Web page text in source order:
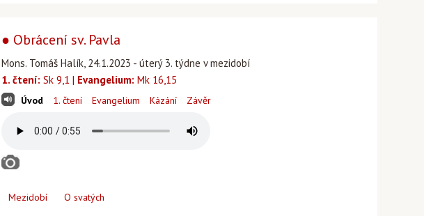
● Obrácení sv. Pavla
Mons. Tomáš Halík, 24.1.2023 - úterý 3. týdne v mezidobí
1. čtení: Sk 9,1 | Evangelium: Mk 16,15
Úvod 1. čtení Evangelium Kázání Závěr
Mezidobí O svatých